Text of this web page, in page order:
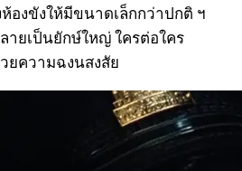
องขังให้มีขนาดเล็กกว่าปกติ ฯ
ายเป็นยักษ์ใหญ่ ใครต่อใคร
ยความฉงนสงสัย